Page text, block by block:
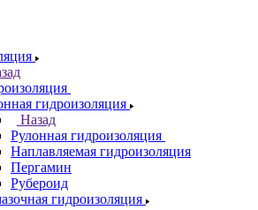
гидроизоляция
Назад
Рулонная гидроизоляция
Наплавляемая гидроизоляция
Пергамин
Рубероид
гидроизоляция